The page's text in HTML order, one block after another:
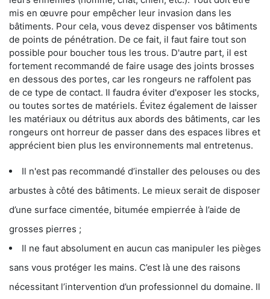
mis en œuvre pour empêcher leur invasion dans les
bâtiments. Pour cela, vous devez dispenser vos bâtiments
de points de pénétration. De ce fait, il faut faire tout son
possible pour boucher tous les trous. D'autre part, il est
fortement recommandé de faire usage des joints brosses
en dessous des portes, car les rongeurs ne raffolent pas
de ce type de contact. Il faudra éviter d'exposer les stocks,
ou toutes sortes de matériels. Évitez également de laisser
les matériaux ou détritus aux abords des bâtiments, car les
rongeurs ont horreur de passer dans des espaces libres et
apprécient bien plus les environnements mal entretenus.
Il n'est pas recommandé d’installer des pelouses ou des
arbustes à côté des bâtiments. Le mieux serait de disposer
d’une surface cimentée, bitumée empierrée à l’aide de
grosses pierres ;
Il ne faut absolument en aucun cas manipuler les pièges
sans vous protéger les mains. C’est là une des raisons
nécessitant l’intervention d’un professionnel du domaine. Il